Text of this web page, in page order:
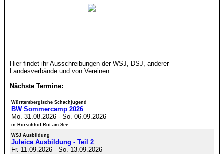
Hier findet ihr Ausschreibungen der WSJ, DSJ, anderer
Landesverbände und von Vereinen.
Nächste Termine:
Württembergische Schachjugend
BW Sommercamp 2026
Mo. 31.08.2026- So. 06.09.2026
in Horschhof Rot am See
WSJ Ausbildung
Juleica Ausbildung - Teil 2
Fr. 11.09.2026- So. 13.09.2026